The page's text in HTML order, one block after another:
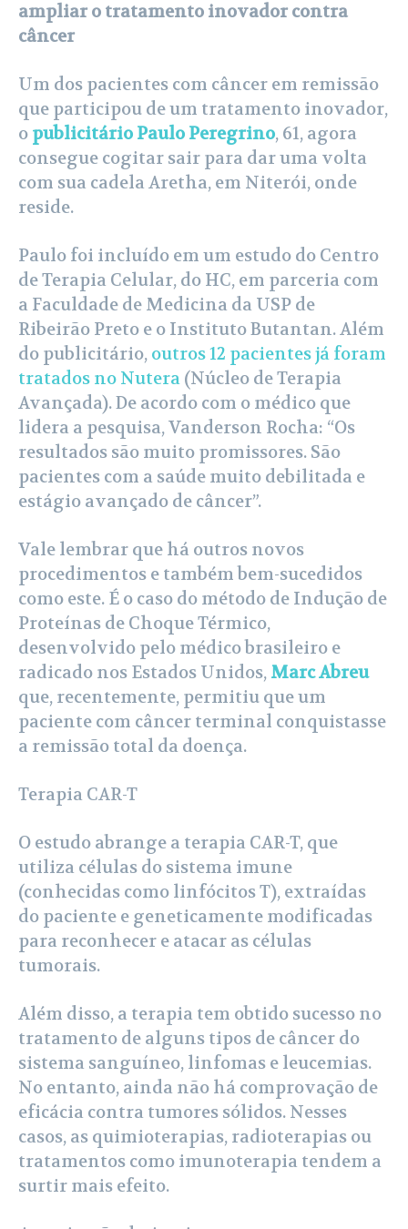
ampliar o tratamento inovador contra
câncer
Um dos pacientes com câncer em remissão
que participou de um tratamento inovador,
o publicitário Paulo Peregrino, 61, agora
consegue cogitar sair para dar uma volta
com sua cadela Aretha, em Niterói, onde
reside.
Paulo foi incluído em um estudo do Centro
de Terapia Celular, do HC, em parceria com
a Faculdade de Medicina da USP de
Ribeirão Preto e o Instituto Butantan. Além
do publicitário, outros 12 pacientes já foram
tratados no Nutera (Núcleo de Terapia
Avançada). De acordo com o médico que
lidera a pesquisa, Vanderson Rocha: “Os
resultados são muito promissores. São
pacientes com a saúde muito debilitada e
estágio avançado de câncer”.
Vale lembrar que há outros novos
procedimentos e também bem-sucedidos
como este. É o caso do método de Indução de
Proteínas de Choque Térmico,
desenvolvido pelo médico brasileiro e
radicado nos Estados Unidos, Marc Abreu
que, recentemente, permitiu que um
paciente com câncer terminal conquistasse
a remissão total da doença.
Terapia CAR-T
O estudo abrange a terapia CAR-T, que
utiliza células do sistema imune
(conhecidas como linfócitos T), extraídas
do paciente e geneticamente modificadas
para reconhecer e atacar as células
tumorais.
Além disso, a terapia tem obtido sucesso no
tratamento de alguns tipos de câncer do
sistema sanguíneo, linfomas e leucemias.
No entanto, ainda não há comprovação de
eficácia contra tumores sólidos. Nesses
casos, as quimioterapias, radioterapias ou
tratamentos como imunoterapia tendem a
surtir mais efeito.